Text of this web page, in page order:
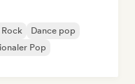
Dance pop
Pop